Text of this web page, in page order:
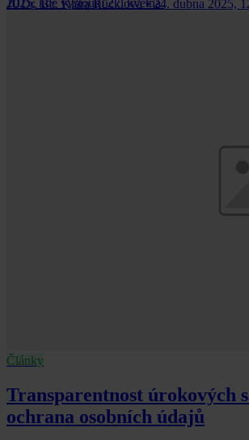
2025, kde vystoupí 27. května.
JUDr. Bc. Klára Rücklová • 24. dubna 2025,
Články
Transparentnost úrokových
ochrana osobních údajů